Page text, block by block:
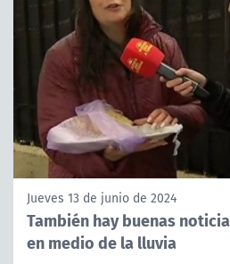
Jueves 13 de junio de 2024
También hay buenas
en medio de la lluvia